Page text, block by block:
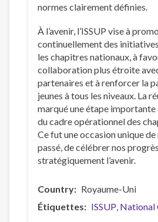
normes clairement définies.
À l’avenir, l’ISSUP vise à
continuellement des
les chapitres nationaux, à
collaboration plus étroite
partenaires et à renforcer la
jeunes à tous les niveaux. La
marqué une étape importante
du cadre opérationnel des
Ce fut une occasion unique
passé, de célébrer nos
stratégiquement l’avenir.
Country
Royaume-Uni
Étiquettes
ISSUP National